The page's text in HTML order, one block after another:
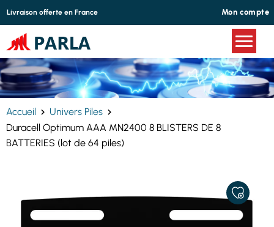
Livraison offerte en France Mon compte
Accueil
Univers Piles
Duracell Optimum AAA MN2400 8 BLISTERS DE 8
BATTERIES (lot de 64 piles)
AJOUTER
À
MES
FAVORIS
Panneau de gestion des cookies